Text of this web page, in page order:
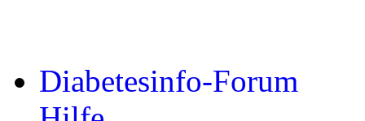
Diabetesinfo-Forum